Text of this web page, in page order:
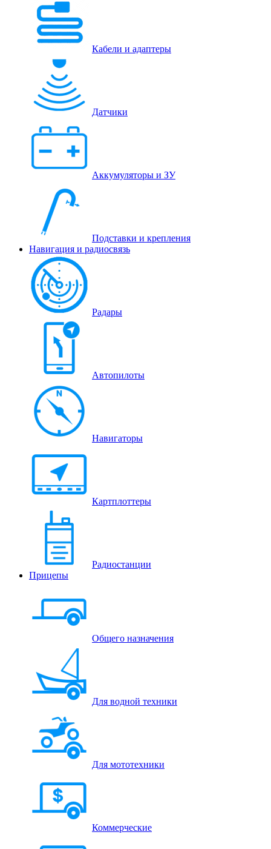
Кабели и адаптеры
Датчики
Аккумуляторы и ЗУ
Подставки и крепления
Навигация и радиосвязь
Радары
Автопилоты
Навигаторы
Картплоттеры
Радиостанции
Прицепы
Общего назначения
Для водной техники
Для мототехники
Коммерческие